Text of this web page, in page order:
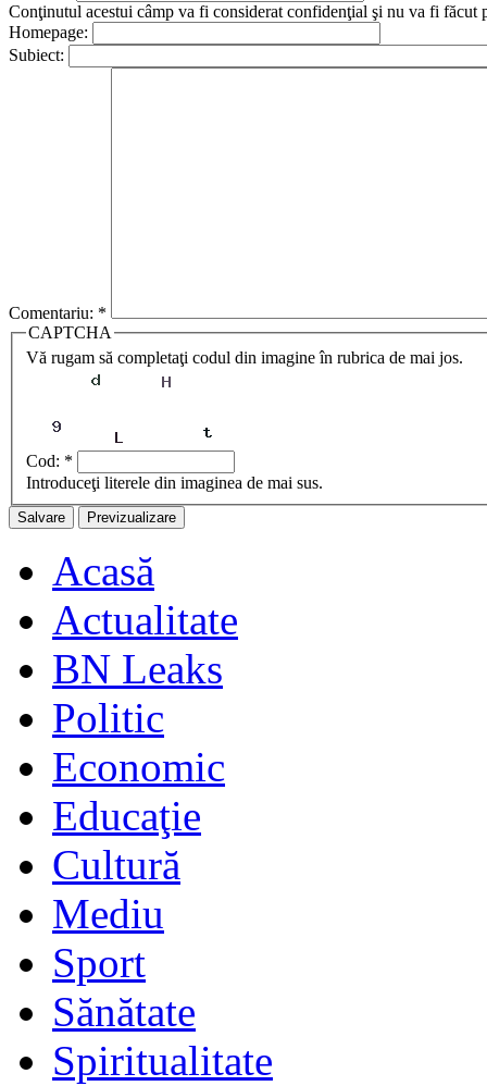
Conţinutul acestui câmp va fi considerat confidenţial şi nu va fi făcut
Homepage:
Subiect:
Comentariu: *
CAPTCHA
Vă rugam să completaţi codul din imagine în rubrica de mai jos.
Cod: *
Introduceţi literele din imaginea de mai sus.
Acasă
Actualitate
BN Leaks
Politic
Economic
Educaţie
Cultură
Mediu
Sport
Sănătate
Spiritualitate